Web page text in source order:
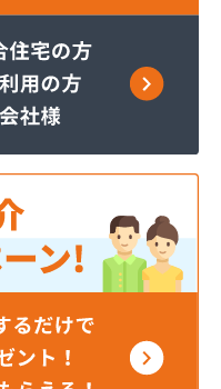
営業所
支店